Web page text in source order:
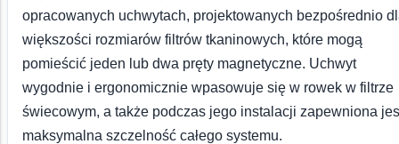
opracowanych uchwytach, projektowanych bezpośrednio
większości rozmiarów filtrów tkaninowych, które mogą
pomieścić jeden lub dwa pręty magnetyczne. Uchwyt
wygodnie i ergonomicznie wpasowuje się w rowek w filtrze
świecowym, a także podczas jego instalacji zapewniona
maksymalna szczelność całego systemu.